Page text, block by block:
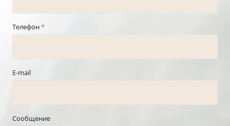
Телефон*
E-mail
Сообщение